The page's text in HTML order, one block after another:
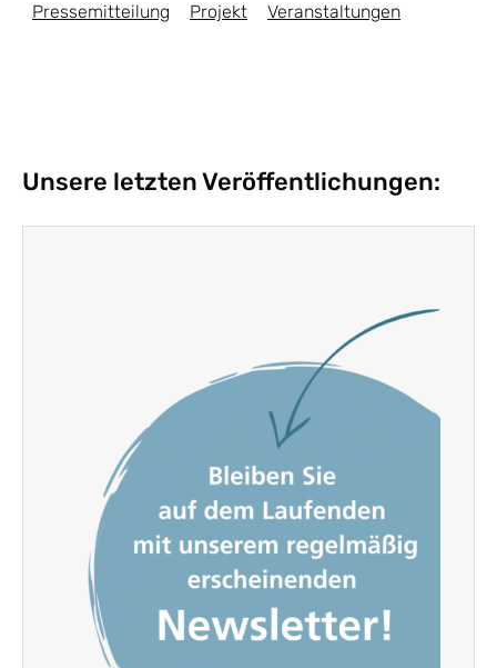
Pressemitteilung Projekt Veranstaltungen
Unsere letzten Veröffentlichungen: